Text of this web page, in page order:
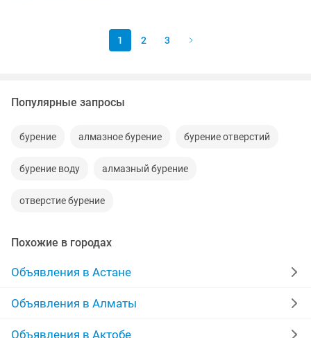
1 2 3
Популярные запросы
бурение алмазное бурение бурение отверстий
бурение воду алмазный бурение
отверстие бурение
Похожие в городах
Объявления в Астане
Объявления в Алматы
Объявления в Актобе